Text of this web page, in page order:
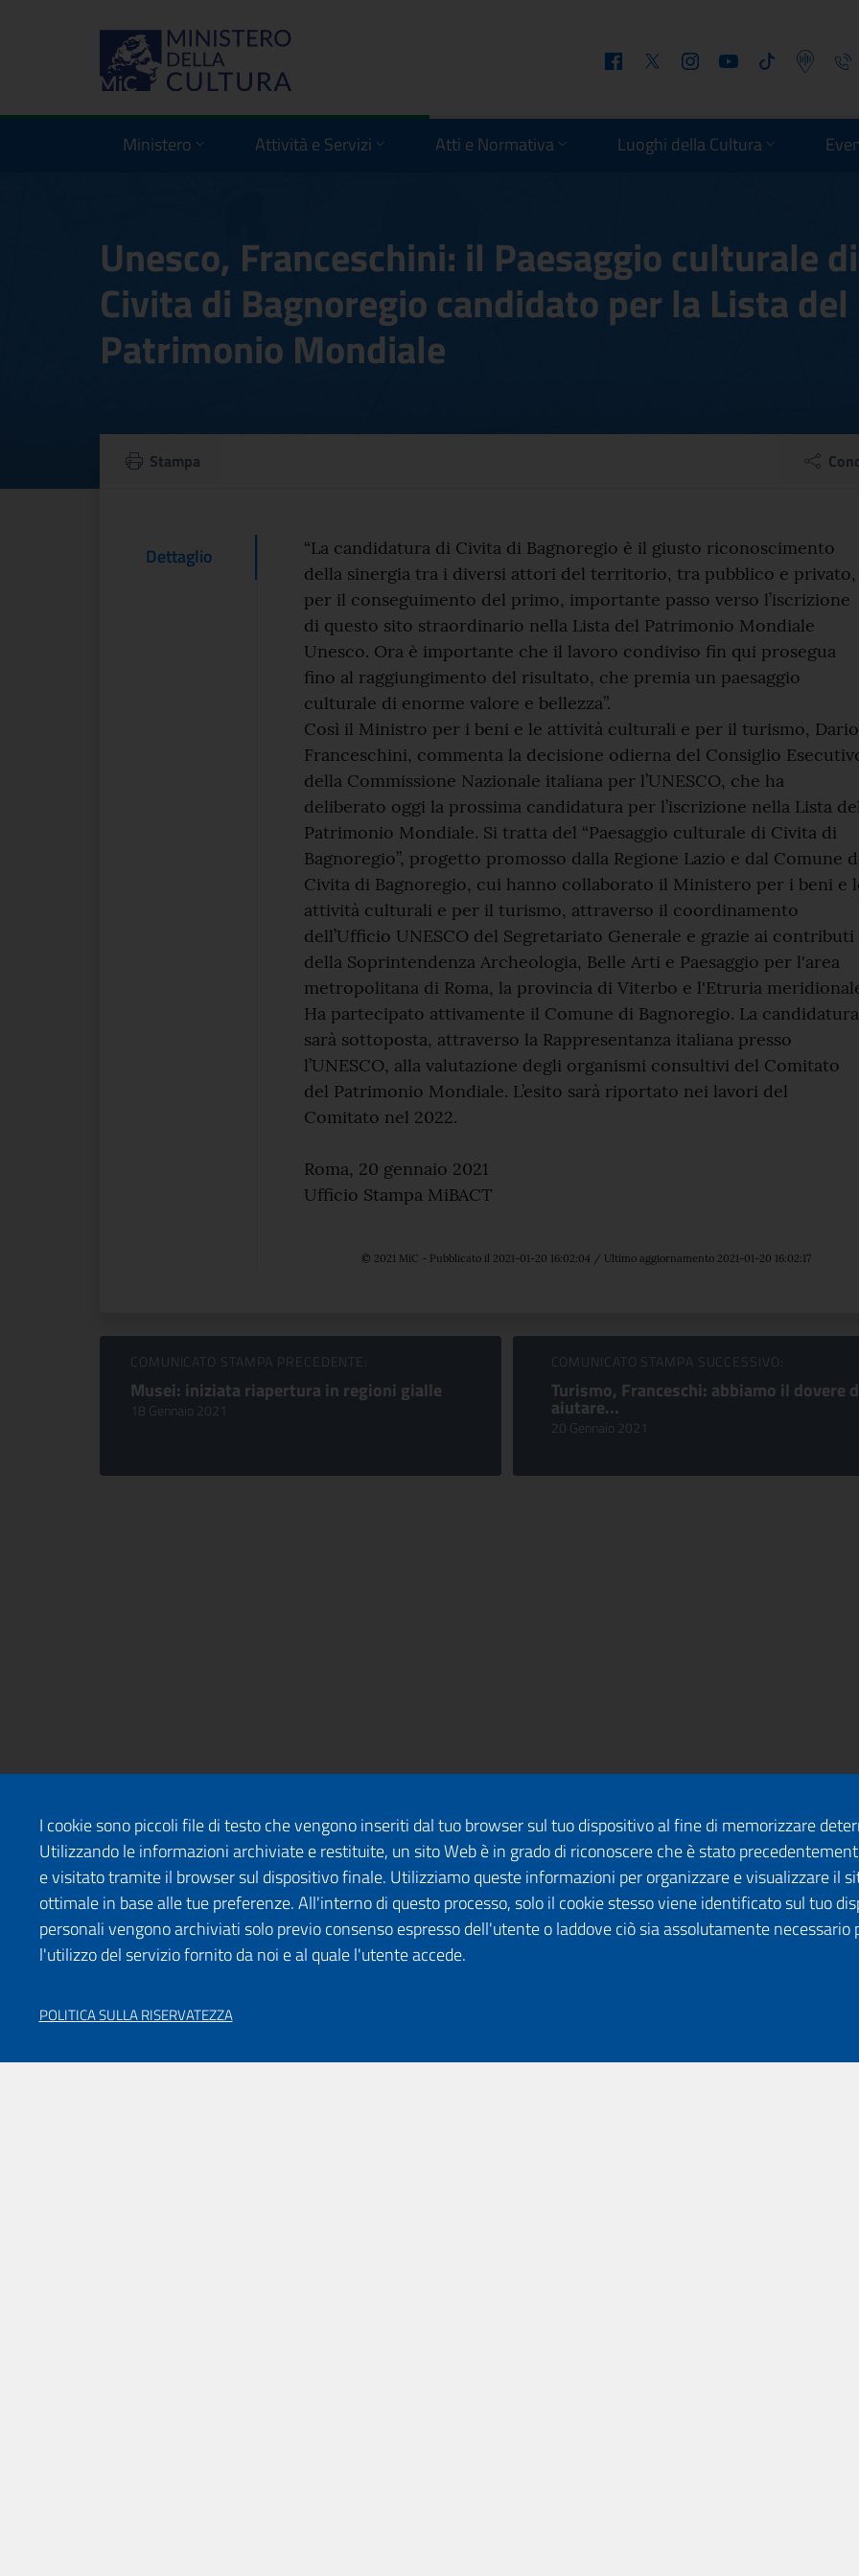
FacebookTwitter InstagramYoutube Tiktok Podcast
Ministero Attività e Servizi Atti e Normativa Luoghi della Cultura
Unesco, Franceschini: il Paesaggio culturale di
Civita di Bagnoregio candidato per la Lista del
Patrimonio Mondiale
Unesco, Franceschini: il Paesaggio
Stampa
Contenuto Del
Dettaglio Testo del comunicato
“La candidatura di Civita di Bagnoregio è il giusto riconoscimento
della sinergia tra i diversi attori del territorio, tra pubblico e privato,
per il conseguimento del primo, importante passo verso l’iscrizione
di questo sito straordinario nella Lista del Patrimonio Mondiale
Unesco. Ora è importante che il lavoro condiviso fin qui prosegua
fino al raggiungimento del risultato, che premia un paesaggio
culturale di enorme valore e bellezza”.
Così il Ministro per i beni e le attività culturali e per il turismo, Dario
Franceschini, commenta la decisione odierna del Consiglio
della Commissione Nazionale italiana per l’UNESCO, che ha
deliberato oggi la prossima candidatura per l’iscrizione nella Lista
Patrimonio Mondiale. Si tratta del “Paesaggio culturale di Civita di
Bagnoregio”, progetto promosso dalla Regione Lazio e dal Comune
Civita di Bagnoregio, cui hanno collaborato il Ministero per i beni e
attività culturali e per il turismo, attraverso il coordinamento
dell’Ufficio UNESCO del Segretariato Generale e grazie ai contributi
della Soprintendenza Archeologia, Belle Arti e Paesaggio per l'area
metropolitana di Roma, la provincia di Viterbo e l'Etruria
Ha partecipato attivamente il Comune di Bagnoregio. La candidatura
sarà sottoposta, attraverso la Rappresentanza italiana presso
l’UNESCO, alla valutazione degli organismi consultivi del Comitato
del Patrimonio Mondiale. L’esito sarà riportato nei lavori del
Comitato nel 2022.
Roma, 20 gennaio 2021
Ufficio Stampa MiBACT
© 2021 MiC - Pubblicato il 2021-01-20 16:02:04 / Ultimo aggiornamento 2021-01-20 16:02:17
Sfoglia comunicati
COMUNICATO STAMPA PRECEDENTE:
Musei: iniziata riapertura in regioni gialle
18 Gennaio 2021
COMUNICATO STAMPA SUCCESSIVO:
Turismo, Franceschi: abbiamo il dovere
aiutare...
20 Gennaio 2021
I cookie sono piccoli file di testo che vengono inseriti dal tuo browser sul tuo dispositivo al fine di memorizzare
Utilizzando le informazioni archiviate e restituite, un sito Web è in grado di riconoscere che è stato
e visitato tramite il browser sul dispositivo finale. Utilizziamo queste informazioni per organizzare e visualizzare il
ottimale in base alle tue preferenze. All'interno di questo processo, solo il cookie stesso viene identificato sul tuo
personali vengono archiviati solo previo consenso espresso dell'utente o laddove ciò sia assolutamente necessario
l'utilizzo del servizio fornito da noi e al quale l'utente accede.
POLITICA SULLA RISERVATEZZA